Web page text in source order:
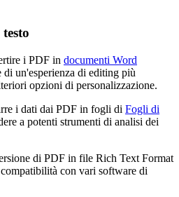
i PDF in documenti Word
di un'esperienza di editing più
opzioni di personalizzazione.
i dati dai PDF in fogli di Fogli di
a potenti strumenti di analisi dei
di PDF in file Rich Text Format
con vari software di